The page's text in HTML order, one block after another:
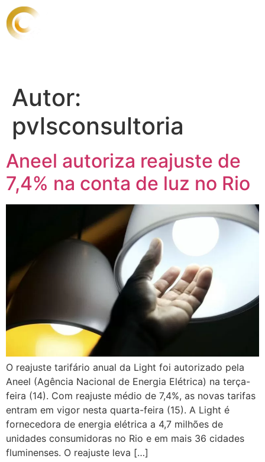
Autor:
pvlsconsultoria
Aneel autoriza reajuste de
7,4% na conta de luz no Rio
O reajuste tarifário anual da Light foi autorizado pela
Aneel (Agência Nacional de Energia Elétrica) na terça-
feira (14). Com reajuste médio de 7,4%, as novas tarifas
entram em vigor nesta quarta-feira (15). A Light é
fornecedora de energia elétrica a 4,7 milhões de
unidades consumidoras no Rio e em mais 36 cidades
fluminenses. O reajuste leva […]